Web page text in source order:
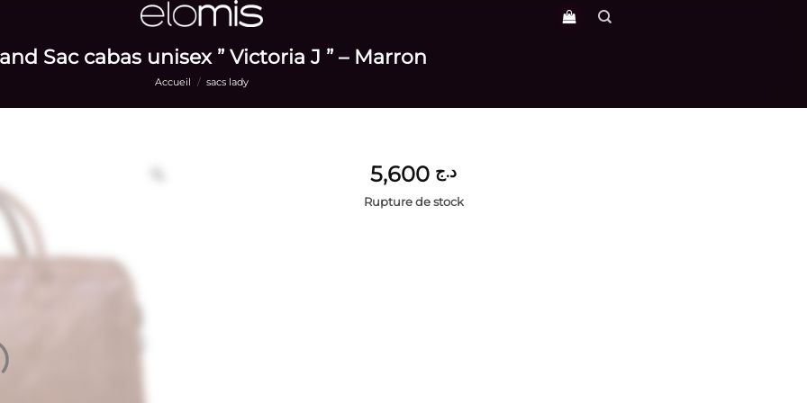
Sac cabas unisex ” Victoria J ” – Marron
Accueil / sacs lady
د.ج
Rupture de stock